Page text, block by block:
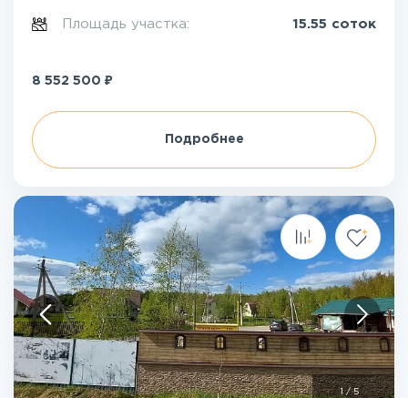
Площадь участка: 15.55 соток
8 552 500 ₽
Подробнее
1/5